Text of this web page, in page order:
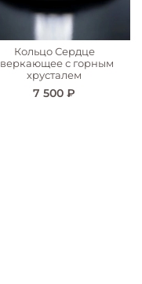
Кольцо Сердце
с горным
хрусталем
7 500 ₽